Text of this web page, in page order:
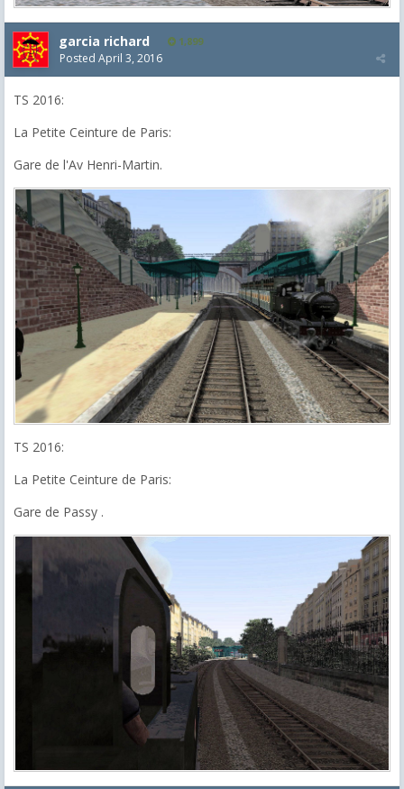
garcia richard 1,899
Posted April 3, 2016
TS 2016:
La Petite Ceinture de Paris:
Gare de l'Av Henri-Martin.
TS 2016:
La Petite Ceinture de Paris:
Gare de Passy .